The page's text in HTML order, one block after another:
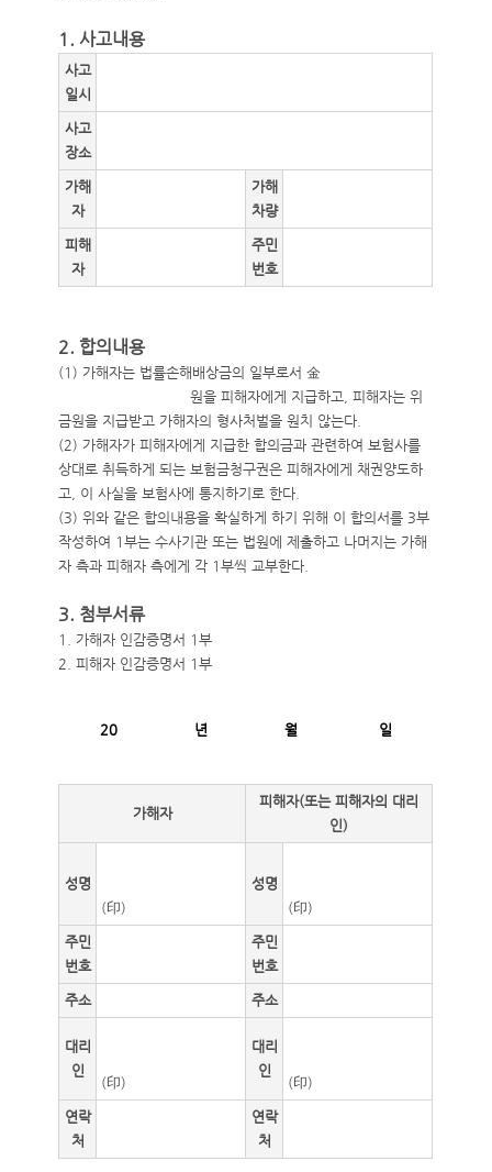
1. 사고내용
사고
일시
사고
장소
가해
자
가해
차량
피해
자
주민
번호
2. 합의내용
(1) 가해자는 법률손해배상금의 일부로서 金
원을 피해자에게 지급하고, 피해자는 위
금원을 지급받고 가해자의 형사처벌을 원치 않는다.
(2) 가해자가 피해자에게 지급한 합의금과 관련하여 보험사를
상대로 취득하게 되는 보험금청구권은 피해자에게 채권양도하
고, 이 사실을 보험사에 통지하기로 한다.
(3) 위와 같은 합의내용을 확실하게 하기 위해 이 합의서를 3부
작성하여 1부는 수사기관 또는 법원에 제출하고 나머지는 가해
자 측과 피해자 측에게 각 1부씩 교부한다.
3. 첨부서류
1. 가해자 인감증명서 1부
2. 피해자 인감증명서 1부
20 년 월 일
가해자
피해자(또는 피해자의 대리
인)
성명
(印)
성명
(印)
주민
번호
주민
번호
주소 주소
대리
인
(印)
대리
인
(印)
연락
처
연락
처